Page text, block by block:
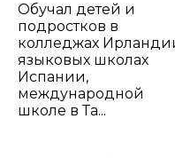
Обучал детей и
подростков в
колледжах
языковых школах
Испании,
международной
школе в Та...